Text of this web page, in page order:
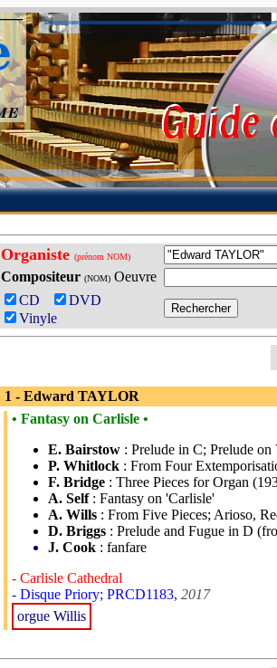
Organiste (prénom NOM)
Compositeur (NOM) Oeuvre
CD
DVD
Vinyle
1 - Edward TAYLOR
• Fantasy on Carlisle •
E. Bairstow : Prelude in C; Prelude
P. Whitlock : From Four
F. Bridge : Three Pieces for Organ
A. Self: Fantasy on 'Carlisle'
A. Wills : From Five Pieces; Arioso,
D. Briggs : Prelude and Fugue in D
J. Cook : fanfare
- Carlisle Cathedral
- Disque Priory; PRCD1183, 2017
orgue Willis